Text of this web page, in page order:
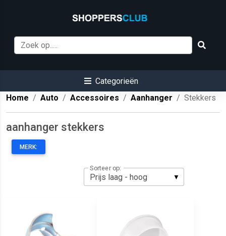
Categorieën
Home
Auto Accessoires Aanhanger Stekkers
aanhanger stekkers
MERK:
Sorteer op: